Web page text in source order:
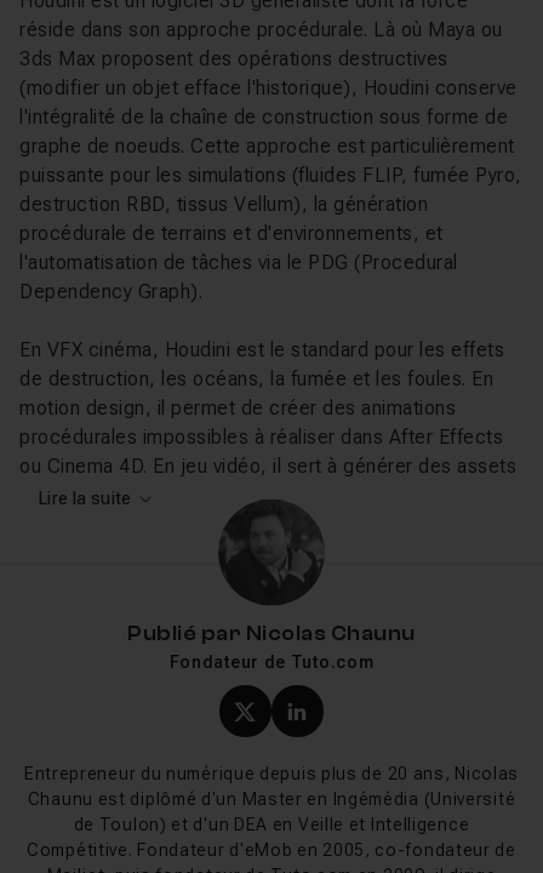
réside dans son approche procédurale. Là où Maya ou
3ds Max proposent des opérations destructives
(modifier un objet efface l'historique), Houdini conserve
l'intégralité de la chaîne de construction sous forme de
graphe de noeuds. Cette approche est particulièrement
puissante pour les simulations (fluides FLIP, fumée Pyro,
destruction RBD, tissus Vellum), la génération
procédurale de terrains et d'environnements, et
l'automatisation de tâches via le PDG (Procedural
Dependency Graph).
En VFX cinéma, Houdini est le standard pour les effets
de destruction, les océans, la fumée et les foules. En
motion design, il permet de créer des animations
procédurales impossibles à réaliser dans After Effects
ou Cinema 4D. En jeu vidéo, il sert à générer des assets
procéduraux exportables vers Unreal Engine via Houdini
Ce que vous allez apprendre sur
Tuto.com
Les cours Houdini sur Tuto.com couvrent l'introduction
au workflow procédural, les simulations Pyro (fumée,
feu), les fluides FLIP (océan, liquides), la destruction
RBD et le rendu avec Karma. Les formateurs vous
guident à travers des projets concrets, du débutant
complet à la maîtrise des simulations avancées.
Lire la suite
Publié par Nicolas Chaunu
Fondateur de Tuto.com
Profil X (twitter) de
Profil LinkedIn de
Entrepreneur du numérique depuis plus de 20 ans, Nicolas
Chaunu est diplômé d'un Master en Ingémédia (Université
de Toulon) et d'un DEA en Veille et Intelligence
Compétitive. Fondateur d'eMob en 2005, co-fondateur de